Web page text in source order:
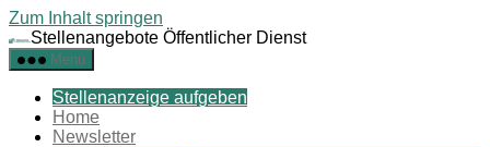
Zum Inhalt springen
Stellenangebote Öffentlicher Dienst
Menü
Stellenanzeige aufgeben
Home
Newsletter